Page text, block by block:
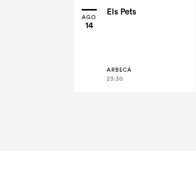
AGO
14
Els Pets
ARBECA
23:30